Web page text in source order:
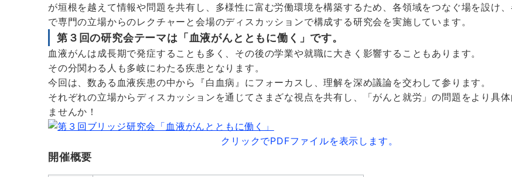
が垣根を越えて情報や問題を共有し、多様性に富む労働環境を構築するため、各領域をつなぐ場を設け
で専門の立場からのレクチャーと会場のディスカッションで構成する研究会を実施しています。
第３回の研究会テーマは「血液がんとともに働く」です。
血液がんは成長期で発症することも多く、その後の学業や就職に大きく影響することもあります。
その分関わる人も多岐にわたる疾患となります。
今回は、数ある血液疾患の中から『白血病』にフォーカスし、理解を深め議論を交わして参ります。
それぞれの立場からディスカッションを通じてさまざな視点を共有し、「がんと就労」の問題をより具
ませんか！
クリックでPDFファイルを表示します。
開催概要